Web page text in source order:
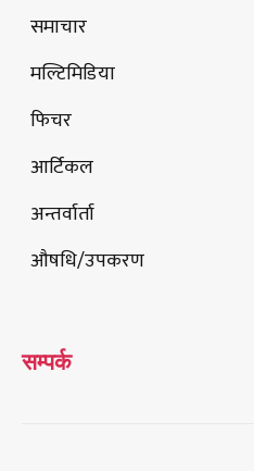
समाचार
मल्टिमिडिया
फिचर
आर्टिकल
अन्तर्वार्ता
औषधि/उपकरण
सम्पर्क